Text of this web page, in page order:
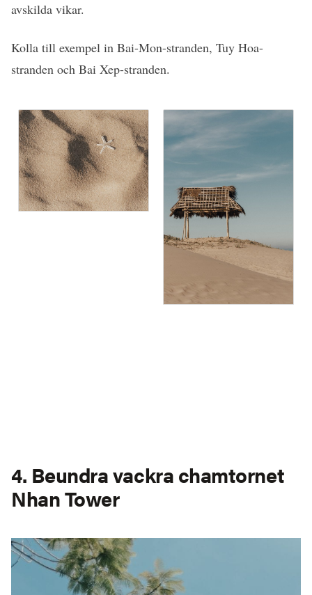
avskilda vikar.
Kolla till exempel in Bai-Mon-stranden, Tuy Hoa-
stranden och Bai Xep-stranden.
4. Beundra vackra chamtornet
Nhan Tower